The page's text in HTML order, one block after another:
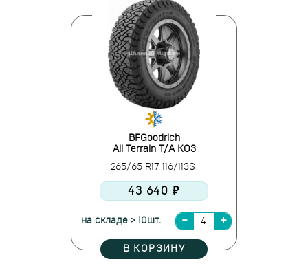
BFGoodrich
All Terrain T/A KO3
265/65 R17 116/113S
43 640 ₽
на складе > 10шт.
В КОРЗИНУ